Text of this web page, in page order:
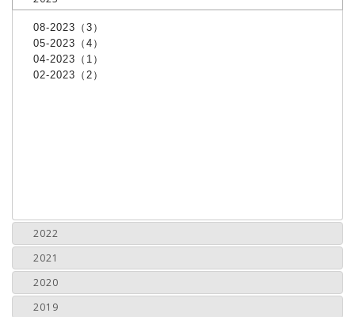
08-2023（3）
05-2023（4）
04-2023（1）
02-2023（2）
2022
2021
2020
2019